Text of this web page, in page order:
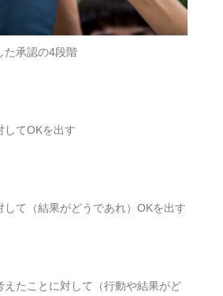
た承認の4段階
てOKを出す
て（結果がどうであれ）OKを出す
たことに対して（行動や結果がど